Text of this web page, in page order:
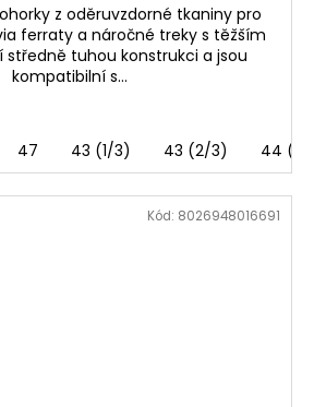
z oděruvzdorné tkaniny pro
ferraty a náročné treky s těžším
středně tuhou konstrukci a jsou
kompatibilní s...
47 43 (1/3) 43 (2/3) 44 (1/
Kód: 8026948016691